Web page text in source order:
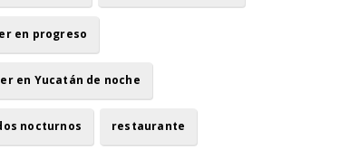
en progreso
en Yucatán de noche
nocturnos restaurante